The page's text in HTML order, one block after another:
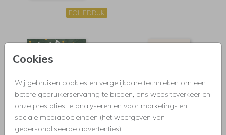
Cookies
Wij gebruiken cookies en vergelijkbare technieken om een
betere gebruikerservaring te bieden, ons websiteverkeer en
onze prestaties te analyseren en voor marketing- en
sociale mediadoeleinden (het weergeven van
gepersonaliseerde advertenties).
FOLIEDRUK